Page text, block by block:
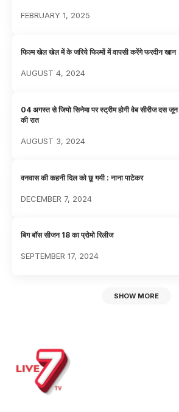
FEBRUARY 1, 2025
फिल्म खेल खेल में के जरिये फिल्मों में वापसी करेंगे फरदीन खान
AUGUST 4, 2024
04 अगस्त से जियो सिनेमा पर स्ट्रीम होगी वेब सीरीज दस जून
की रात
AUGUST 3, 2024
वनवास की कहनी दिल को छू गयी : नाना पाटेकर
DECEMBER 7, 2024
बिग बॉस सीजन 18 का प्रोमो रिलीज
SEPTEMBER 17, 2024
SHOW MORE